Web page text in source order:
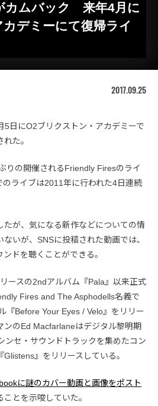
カムバック 来年4月に
デミーにて復帰ライ
2017.09.25
日にO2ブリクストン・アカデミーで
た。
りの開催されるFriendly Firesのライ
のライブは2011年に行われた4日連続
たが、気になる新作などについての情
いが、SNSに投稿された動画では、
ドを聴くことができる。
ースの2ndアルバム『Pala』以来正式
Fires and The Asphodells名義で
『Before Your Eyes / Velo』をリリー
ンのEd Macfarlaneはデジタル黎明期
ンセ・サウンドトラックを集めたコン
』をリリースしている。
に謎のカバー動画と画像をポスト
とを示唆していた。